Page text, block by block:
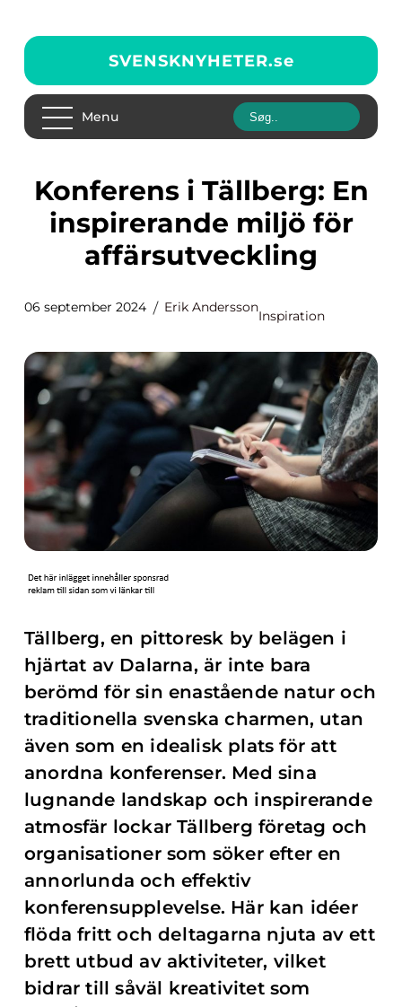
SVENSKNYHETER.se
Menu
Konferens i Tällberg: En
inspirerande miljö för
affärsutveckling
06 september 2024 Erik Andersson
Inspiration
Tällberg, en pittoresk by belägen i
hjärtat av Dalarna, är inte bara
berömd för sin enastående natur och
traditionella svenska charmen, utan
även som en idealisk plats för att
anordna konferenser. Med sina
lugnande landskap och inspirerande
atmosfär lockar Tällberg företag och
organisationer som söker efter en
annorlunda och effektiv
konferensupplevelse. Här kan idéer
flöda fritt och deltagarna njuta av ett
brett utbud av aktiviteter, vilket
bidrar till såväl kreativitet som